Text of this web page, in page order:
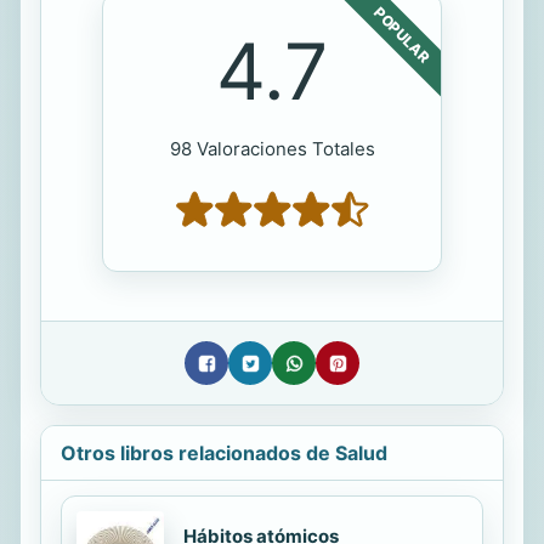
POPULAR
4.7
98 Valoraciones Totales
Otros libros relacionados de Salud
Hábitos atómicos